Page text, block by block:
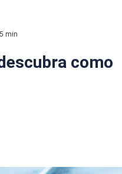
min
como